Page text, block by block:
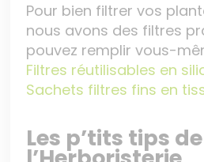
Pour bien filtrer vos
nous avons des filtres
pouvez remplir vous-
Filtres réutilisables en
Sachets filtres fins en
Les p’tits tips de